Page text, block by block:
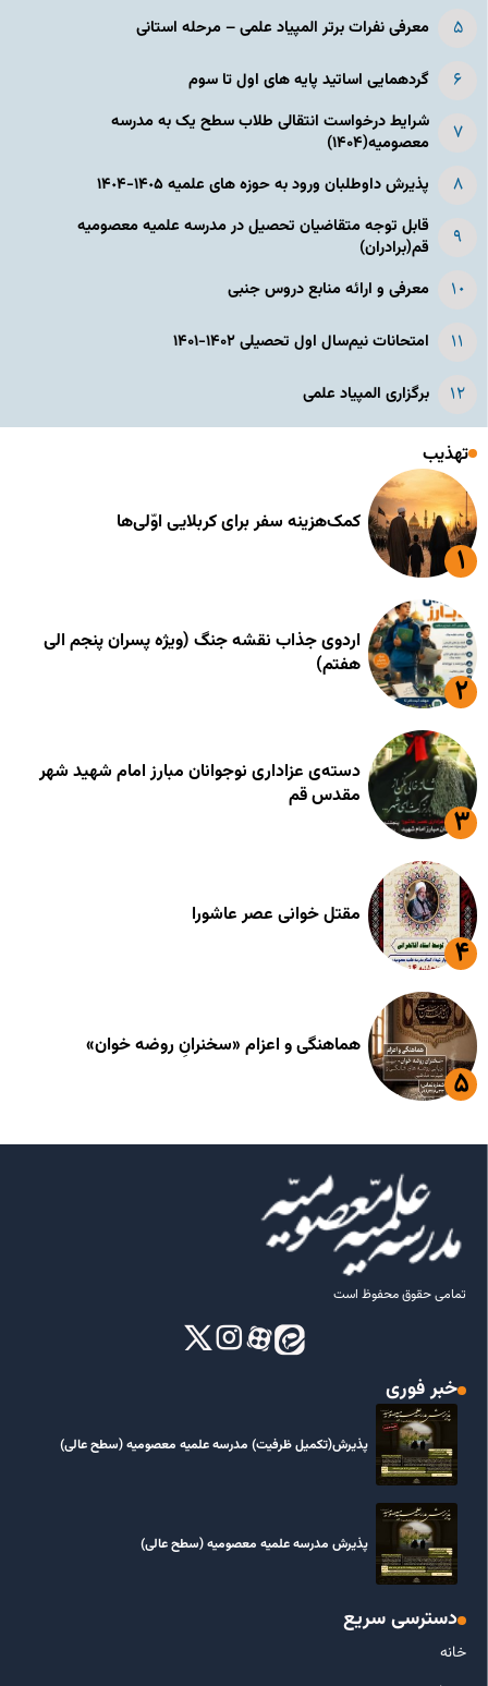
معرفی نفرات برتر المپیاد علمی – مرحله استانی
گردهمایی اساتید پایه های اول تا سوم
شرایط درخواست انتقالی طلاب سطح یک به مدرسه
معصومیه(۱۴۰۴)
پذیرش داوطلبان ورود به حوزه های علمیه ١۴٠۵-١۴٠۴
قابل توجه متقاضیان تحصیل در مدرسه علمیه معصومیه
قم(برادران)
معرفی و ارائه منابع دروس جنبی
امتحانات نیم‌سال اول تحصیلی ۱۴۰۲-۱۴۰۱
برگزاری المپیاد علمی
تهذیب
کمک‌هزینه سفر برای کربلایی اوّلی‌ها
اردوی جذاب نقشه جنگ (ویژه پسران پنجم الی
هفتم)
دسته‌ی عزاداری نوجوانان مبارز امام شهید شهر
مقدس قم
مقتل خوانی عصر عاشورا
هماهنگی و اعزام «سخنرانِ روضه خوان»
تمامی حقوق محفوظ است
خبر فوری
پذیرش(تکمیل ظرفیت) مدرسه علمیه معصومیه‌ (سطح عالی)
پذیرش مدرسه علمیه معصومیه‌ (سطح عالی)
دسترسی سریع
خانه